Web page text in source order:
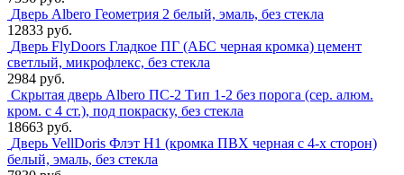
Дверь Albero Геометрия 2 белый, эмаль, без стекла
12833 руб.
Дверь FlyDoors Гладкое ПГ (АБС черная кромка) цемент
светлый, микрофлекс, без стекла
2984 руб.
Скрытая дверь Albero ПС-2 Тип 1-2 без порога (сер. алюм.
кром. с 4 ст.), под покраску, без стекла
18663 руб.
Дверь VellDoris Флэт H1 (кромка ПВХ черная с 4-х сторон)
белый, эмаль, без стекла